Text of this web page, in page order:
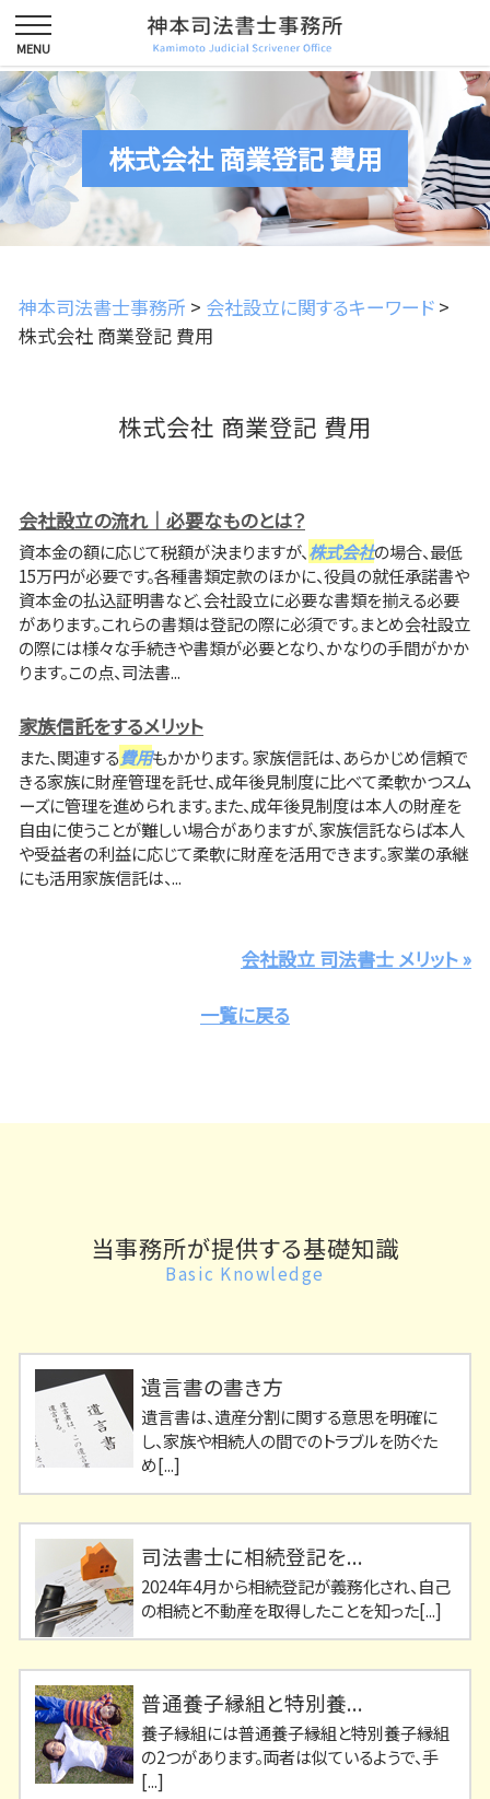
株式会社 商業登記 費用
神本司法書士事務所 > 会社設立に関するキーワード >
株式会社 商業登記 費用
株式会社 商業登記 費用
会社設立の流れ｜必要なものとは？
資本金の額に応じて税額が決まりますが、株式会社の場合、最低
15万円が必要です。各種書類定款のほかに、役員の就任承諾書や
資本金の払込証明書など、会社設立に必要な書類を揃える必要
があります。これらの書類は登記の際に必須です。まとめ会社設立
の際には様々な手続きや書類が必要となり、かなりの手間がかか
ります。この点、司法書...
家族信託をするメリット
また、関連する費用もかかります。 家族信託は、あらかじめ信頼で
きる家族に財産管理を託せ、成年後見制度に比べて柔軟かつスム
ーズに管理を進められます。また、成年後見制度は本人の財産を
自由に使うことが難しい場合がありますが、家族信託ならば本人
や受益者の利益に応じて柔軟に財産を活用できます。家業の承継
にも活用家族信託は、...
会社設立 司法書士 メリット »
一覧に戻る
当事務所が提供する基礎知識
Basic Knowledge
遺言書の書き方
遺言書は、遺産分割に関する意思を明確に
し、家族や相続人の間でのトラブルを防ぐた
め[...]
司法書士に相続登記を...
2024年4月から相続登記が義務化され、自己
の相続と不動産を取得したことを知った[...]
普通養子縁組と特別養...
養子縁組には普通養子縁組と特別養子縁組
の2つがあります。両者は似ているようで、手
[...]